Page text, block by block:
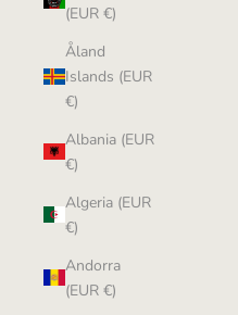
(EUR €)
Åland
Islands (EUR
€)
Albania (EUR
€)
Algeria (EUR
€)
Andorra
(EUR €)